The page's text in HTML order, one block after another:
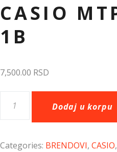
CASIO
1B
7,500.00 RSD
Dodaj u korpu
Categories: BRENDOVI, CASIO,